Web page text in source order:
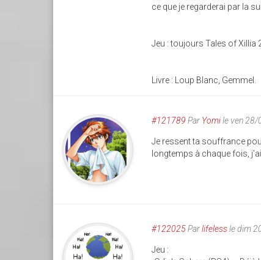
ce que je regarderai par la
Jeu : toujours Tales of Xillia
Livre : Loup Blanc, Gemmel.
#121789 Par Yomile ven 28/
Je ressent ta souffrance
longtemps à chaque fois,
#122025Parlifelessle dim
Jeu :